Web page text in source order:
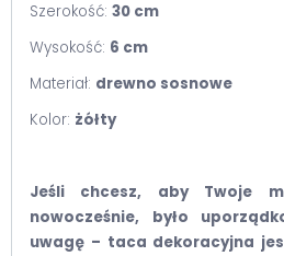
Szerokość: 30 cm
Wysokość: 6 cm
Materiał: drewno sosnowe
Kolor: żółty
Jeśli chcesz, aby Twoje
nowocześnie, było
uwagę – taca dekoracyjna